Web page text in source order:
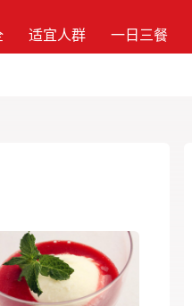
适宜人群 一日三餐